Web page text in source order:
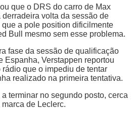
que o DRS do carro de Max
volta da sessão de
a pole position dificilmente
Bull mesmo sem esse problema.
fase da sessão de qualificação
Espanha, Verstappen reportou
que o impediu de tentar
realizado na primeira tentativa.
terminar no segundo posto, cerca
de Leclerc.